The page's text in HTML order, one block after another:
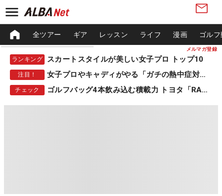
メルマガ登録
全ツアー ギア レッスン ライフ 漫画 ゴル
ランキング スカートスタイルが美しい女子プロ トップ10
注目！ 女子プロやキャディがやる「ガチの熱中症対策」
チェック ゴルフバッグ4本飲み込む積載力 トヨタ「RAV4」